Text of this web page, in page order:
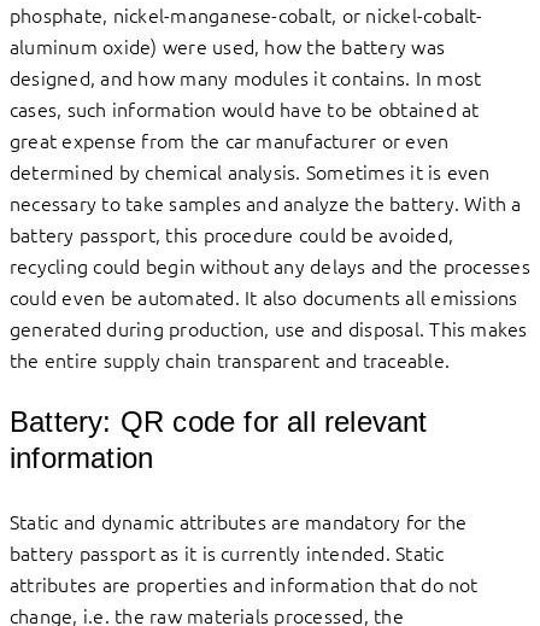
phosphate, nickel-manganese-cobalt, or nickel-cobalt-
aluminum oxide) were used, how the battery was
designed, and how many modules it contains. In most
cases, such information would have to be obtained at
great expense from the car manufacturer or even
determined by chemical analysis. Sometimes it is even
necessary to take samples and analyze the battery. With a
battery passport, this procedure could be avoided,
recycling could begin without any delays and the processes
could even be automated. It also documents all emissions
generated during production, use and disposal. This makes
the entire supply chain transparent and traceable.
Battery: QR code for all relevant
information
Static and dynamic attributes are mandatory for the
battery passport as it is currently intended. Static
attributes are properties and information that do not
change, i.e. the raw materials processed, the